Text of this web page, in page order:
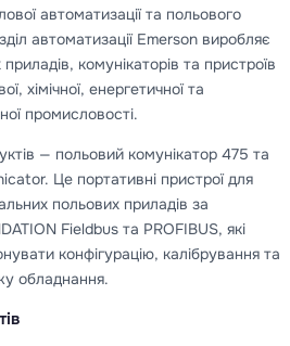
автоматизації та польового
автоматизації Emerson виробляє
комунікаторів та пристроїв
хімічної, енергетичної та
промисловості.
— польовий комунікатор 475 та
Це портативні пристрої для
польових приладів за
Fieldbus та PROFIBUS, які
конфігурацію, калібрування та
обладнання.